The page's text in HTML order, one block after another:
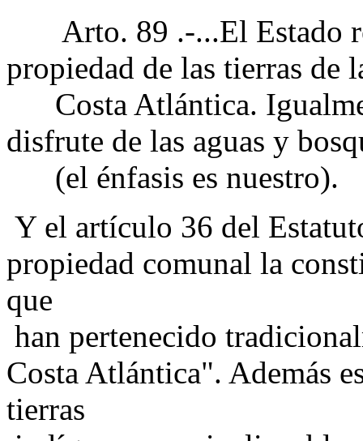
Arto. 89 .-...El Estado
propiedad de las tierras de
Costa Atlántica.
disfrute de las aguas y
(el énfasis es nuestro).
Y el artículo 36 del
propiedad comunal la
que
han pertenecido
Costa Atlántica". Además
tierras